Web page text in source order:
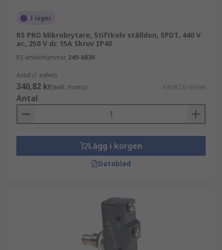
I lager
RS PRO Mikrobrytare, Stiftkolv ställdon, SPDT, 440 V
ac, 250 V dc 15A Skruv IP40
RS-artikelnummer 249-6830
Antal (1 enhet)
340,82 kr(exkl. moms) 340,82 kr/enhet
Antal
Lägg i korgen
Datablad